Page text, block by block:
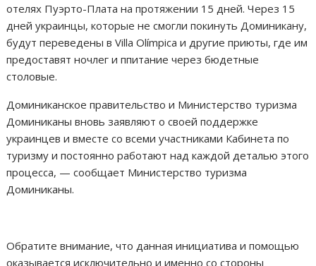
отелях Пуэрто-Плата на протяжении 15 дней. Через 15
дней украинцы, которые не смогли покинуть Доминикану,
будут переведены в Villa Olímpica и другие приюты, где им
предоставят ночлег и ппитание через бюдетные
столовые.
Доминиканское правительство и Министерство туризма
Доминиканы вновь заявляют о своей поддержке
украинцев и вместе со всеми участниками Кабинета по
туризму и постоянно работают над каждой деталью этого
процесса, — сообщает Министерство туризма
Доминиканы.
Обратите внимание, что данная инициатива и помощью
оказывается исключительно и именно со стороны